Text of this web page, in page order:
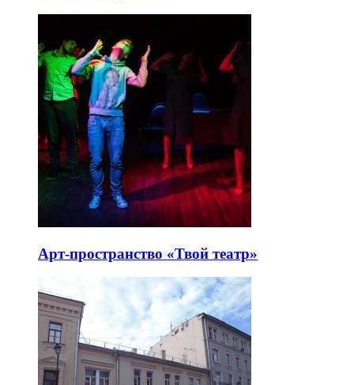
Арт-пространство «Твой театр»